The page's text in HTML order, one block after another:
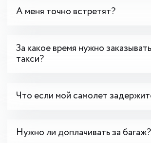
А меня точно встретят?
За какое время нужно заказывать
такси?
Что если мой самолет
Нужно ли доплачивать за багаж?